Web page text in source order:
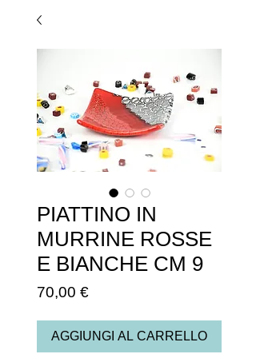
PIATTINO IN
MURRINE ROSSE
E BIANCHE CM 9
70,00 €Prezzo
AGGIUNGI AL CARRELLO